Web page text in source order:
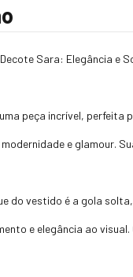
Sara: Elegância e
peça incrível,
modernidade e glamour.
do vestido é a gola
e elegância ao